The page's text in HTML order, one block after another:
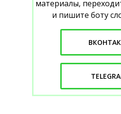
материалы,
и пишите боту